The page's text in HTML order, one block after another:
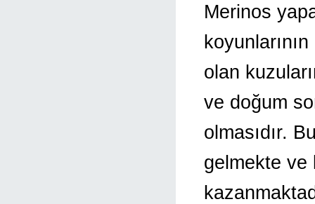
Merinos
olan
ve doğum
olmasıdır.
gelmekte ve